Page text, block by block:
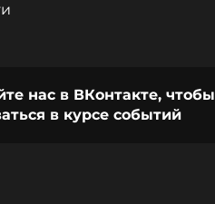
нас в ВКонтакте, чтобы
в курсе событий